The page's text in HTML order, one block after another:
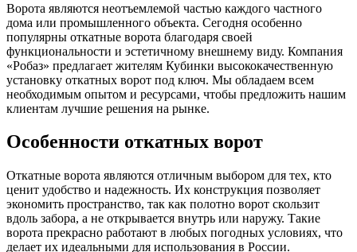
Ворота являются неотъемлемой частью каждого частного
дома или промышленного объекта. Сегодня особенно
популярны откатные ворота благодаря своей
функциональности и эстетичному внешнему виду. Компания
«Робаз» предлагает жителям Кубинки высококачественную
установку откатных ворот под ключ. Мы обладаем всем
необходимым опытом и ресурсами, чтобы предложить нашим
клиентам лучшие решения на рынке.
Особенности откатных ворот
Откатные ворота являются отличным выбором для тех, кто
ценит удобство и надежность. Их конструкция позволяет
экономить пространство, так как полотно ворот скользит
вдоль забора, а не открывается внутрь или наружу. Такие
ворота прекрасно работают в любых погодных условиях, что
делает их идеальными для использования в России.